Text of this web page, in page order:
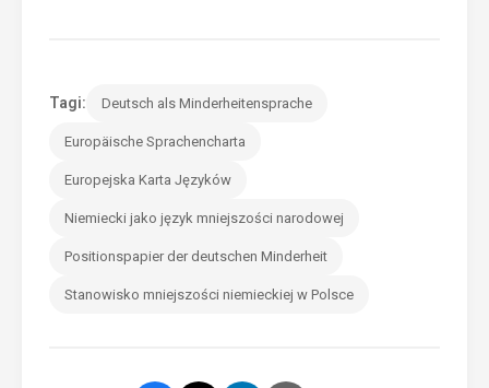
Tagi: Deutsch als Minderheitensprache
Europäische Sprachencharta
Europejska Karta Języków
Niemiecki jako język mniejszości narodowej
Positionspapier der deutschen Minderheit
Stanowisko mniejszości niemieckiej w Polsce